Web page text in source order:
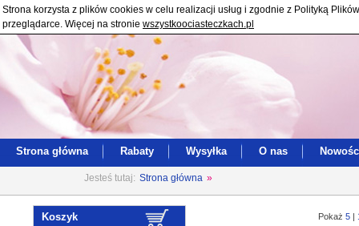
Strona korzysta z plików cookies w celu realizacji usług i zgodnie z Polityką
przeglądarce. Więcej na stronie wszystkoociasteczkach.pl
Strona główna Rabaty Wysyłka O nas
Jesteś tutaj: Strona główna »
Koszyk Pokaż 5 |